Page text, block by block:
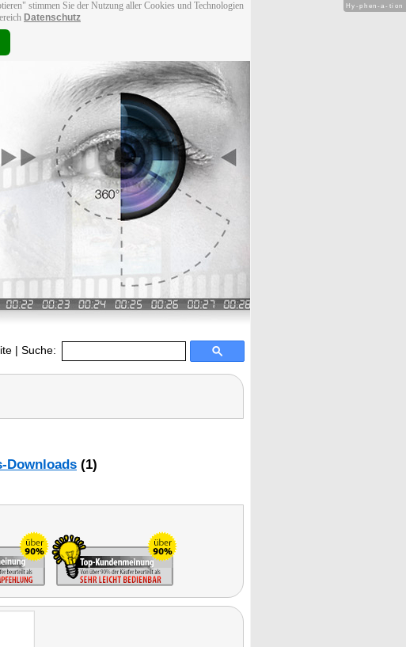
stimmen Sie der Nutzung aller Cookies und Technologien
Datenschutz
| Suche:
Downloads (1)
Hy-phen-a-tion